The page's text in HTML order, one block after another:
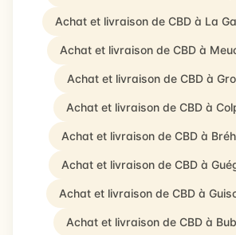
Achat et livraison de CBD à La
Achat et livraison de CBD à
Achat et livraison de CBD à
Achat et livraison de CBD à
Achat et livraison de CBD à
Achat et livraison de CBD à
Achat et livraison de CBD à
Achat et livraison de CBD à